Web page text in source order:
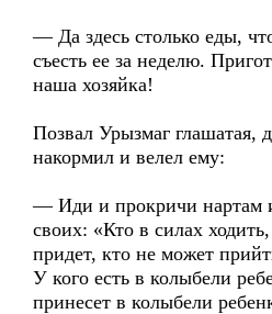
— Да здесь столько еды,
съесть ее за неделю.
наша хозяйка!
Позвал Урызмаг глашатая,
накормил и велел ему:
— Иди и прокричи нартам
своих: «Кто в силах
придет, кто не может
У кого есть в колыбели
принесет в колыбели